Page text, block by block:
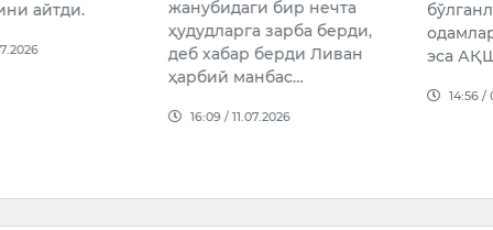
бир нечта
Ливан
бўлганлиги туфайли ўнлаб
одамлар ҳалок бўлди, бу
эса АҚШда ре…